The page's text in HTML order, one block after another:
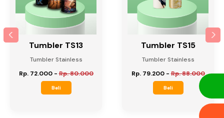
Tumbler TS13
Tumbler Stainless
Rp. 72.000-Rp. 80.000
Beli
Tumbler TS15
Tumbler Stainless
Rp. 79.200-Rp. 88.000
Beli